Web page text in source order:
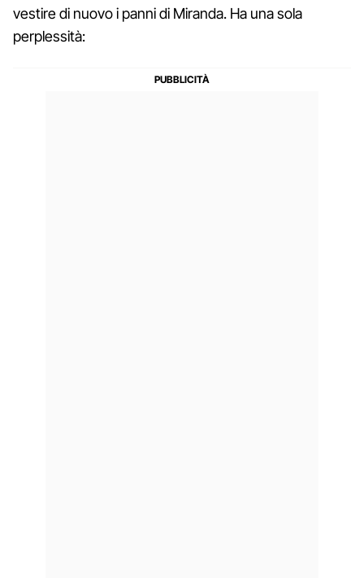
vestire di nuovo i panni di Miranda. Ha una sola
perplessità: